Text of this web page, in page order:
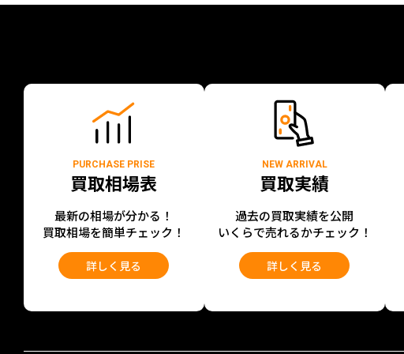
PURCHASE PRISE
買取相場表
最新の相場が分かる！
買取相場を簡単チェック！
詳しく見る
NEW ARRIVAL
買取実績
過去の買取実績を公開
いくらで売れるかチェック！
詳しく見る